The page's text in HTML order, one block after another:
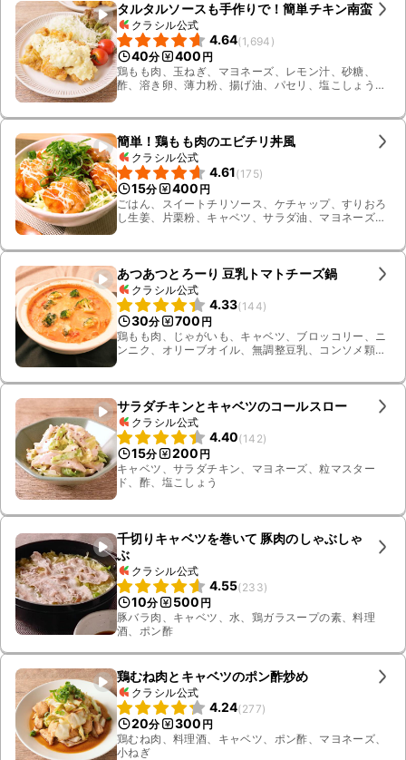
タルタルソースも手作りで！簡単チキン南蛮
クラシル公式
4.64(1,694 )
40分 400 円
鶏もも肉、玉ねぎ、マヨネーズ、レモン汁、砂糖、
酢、溶き卵、薄力粉、揚げ油、パセリ、塩こしょう、
簡単！鶏もも肉のエビチリ丼風
クラシル公式
4.61(175)
15分 400 円
ごはん、スイートチリソース、ケチャップ、すりおろ
し生姜、片栗粉、キャベツ、サラダ油、マヨネーズ、
あつあつとろーり 豆乳トマトチーズ鍋
クラシル公式
4.33(144)
30分 700 円
鶏もも肉、じゃがいも、キャベツ、ブロッコリー、ニ
ンニク、オリーブオイル、無調整豆乳、コンソメ顆
サラダチキンとキャベツのコールスロー
クラシル公式
4.40(142)
15分 200 円
キャベツ、サラダチキン、マヨネーズ、粒マスター
ド、酢、塩こしょう
千切りキャベツを巻いて 豚肉のしゃぶしゃ
ぶ
クラシル公式
4.55(233)
10分 500 円
豚バラ肉、キャベツ、水、鶏ガラスープの素、料理
酒、ポン酢
鶏むね肉とキャベツのポン酢炒め
クラシル公式
4.24(277)
20分 300 円
鶏むね肉、料理酒、キャベツ、ポン酢、マヨネーズ、
小ねぎ